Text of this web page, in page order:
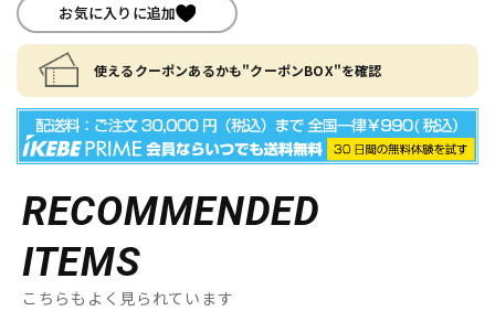
お気に入りに追加
使えるクーポンあるかも"クーポンBOX"を確認
RECOMMENDED
ITEMS
こちらもよく見られています